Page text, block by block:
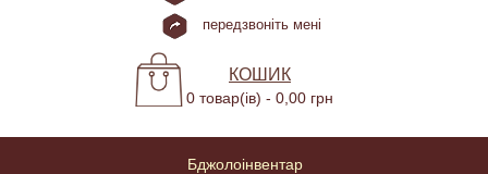
передзвоніть мені
КОШИК
0 товар(ів) - 0,00 грн
Бджолоінвентар